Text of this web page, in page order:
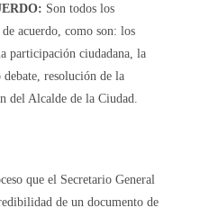
Son todos los
acuerdo, como son: los
participación ciudadana, la
resolución de la
del Alcalde de la Ciudad.
que el Secretario General
de un documento de